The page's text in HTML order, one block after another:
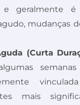
e geralmente é
mudanças
(Curta
mais